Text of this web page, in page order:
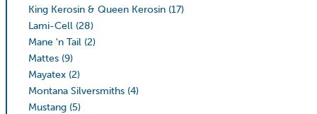
King Kerosin & Queen Kerosin (17)
Lami-Cell (28)
Mane 'n Tail (2)
Mattes (9)
Mayatex (2)
Montana Silversmiths (4)
Mustang (5)